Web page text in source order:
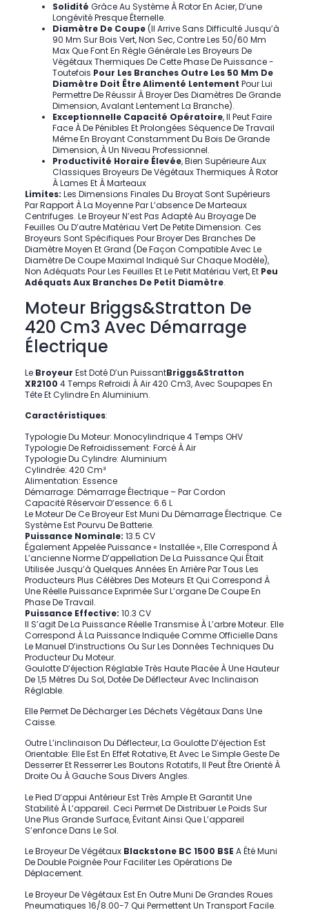
Solidité Grâce Au Système À Rotor En Acier, D’une
Longévité Presque Éternelle.
Diamètre De Coupe(il Arrive Sans Difficulté Jusqu’à
90 Mm Sur Bois Vert, Non Sec, Contre Les 50/60 Mm
Max Que Font En Règle Générale Les Broyeurs De
Végétaux Thermiques De Cette Phase De Puissance -
Toutefois Pour Les Branches Outre Les 50 Mm De
Diamètre Doit Être Alimenté Lentement Pour Lui
Permettre De Réussir À Broyer Des Diamètres De Grande
Dimension, Avalant Lentement La Branche).
Exceptionnelle Capacité Opératoire, Il Peut Faire
Face À De Pénibles Et Prolongées Séquence De Travail
Même En Broyant Constamment Du Bois De Grande
Dimension, À Un Niveau Professionnel.
Productivité Horaire Élevée, Bien Supérieure Aux
Classiques Broyeurs De Végétaux Thermiques À Rotor
À Lames Et À Marteaux
Limites: Les Dimensions Finales Du Broyat Sont Supérieurs
Par Rapport À La Moyenne Par L’absence De Marteaux
Centrifuges. Le Broyeur N’est Pas Adapté Au Broyage De
Feuilles Ou D’autre Matériau Vert De Petite Dimension. Ces
Broyeurs Sont Spécifiques Pour Broyer Des Branches De
Diamètre Moyen Et Grand (de Façon Compatible Avec Le
Diamètre De Coupe Maximal Indiqué Sur Chaque Modèle),
Non Adéquats Pour Les Feuilles Et Le Petit Matériau Vert, Et Peu
Adéquats Aux Branches De Petit Diamètre.
Moteur Briggs&Stratton De
420 Cm3 Avec Démarrage
Électrique
Le Broyeur Est Doté D’un PuissantBriggs&Stratton
XR2100 4 Temps Refroidi À Air 420 Cm3, Avec Soupapes En
Tête Et Cylindre En Aluminium.
Caractéristiques:
Typologie Du Moteur: Monocylindrique 4 Temps OHV
Typologie De Refroidissement: Forcé À Air
Typologie Du Cylindre: Aluminium
Cylindrée: 420 Cm³
Alimentation: Essence
Démarrage: Démarrage Électrique – Par Cordon
Capacité Réservoir D’essence: 6.6 L
Le Moteur De Ce Broyeur Est Muni Du Démarrage Électrique. Ce
Système Est Pourvu De Batterie.
Puissance Nominale: 13.5 CV
Également Appelée Puissance « Installée », Elle Correspond À
L’ancienne Norme D’appellation De La Puissance Qui Était
Utilisée Jusqu’à Quelques Années En Arrière Par Tous Les
Producteurs Plus Célèbres Des Moteurs Et Qui Correspond À
Une Réelle Puissance Exprimée Sur L’organe De Coupe En
Phase De Travail.
Puissance Effective: 10.3 CV
Il S’agit De La Puissance Réelle Transmise À L’arbre Moteur. Elle
Correspond À La Puissance Indiquée Comme Officielle Dans
Le Manuel D’instructions Ou Sur Les Données Techniques Du
Producteur Du Moteur.
Goulotte D’éjection RéglableTrès Haute Placée À Une Hauteur
De 1,5 Mètres Du Sol, Dotée De Déflecteur Avec Inclinaison
Réglable.
Elle Permet De Décharger Les Déchets Végétaux Dans Une
Caisse.
Outre L’inclinaison Du Déflecteur, La Goulotte D’éjection Est
Orientable: Elle Est En Effet Rotative, Et Avec Le Simple Geste De
Desserrer Et Resserrer Les Boutons Rotatifs, Il Peut Être Orienté À
Droite Ou À Gauche Sous Divers Angles.
LePied D’appui Antérieur Est Très Ample Et Garantit Une
Stabilité À L’appareil. Ceci Permet De Distribuer Le Poids Sur
Une Plus Grande Surface, Évitant Ainsi Que L’appareil
S’enfonce Dans Le Sol.
Le Broyeur De Végétaux Blackstone BC 1500 BSE A Été Muni
DeDouble PoignéePour Faciliter Les Opérations De
Déplacement.
Le Broyeur De Végétaux Est En Outre Muni DeGrandes Roues
Pneumatiques 16/8.00-7 Qui Permettent Un Transport Facile.